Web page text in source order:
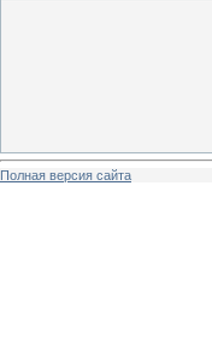
Полная версия сайта